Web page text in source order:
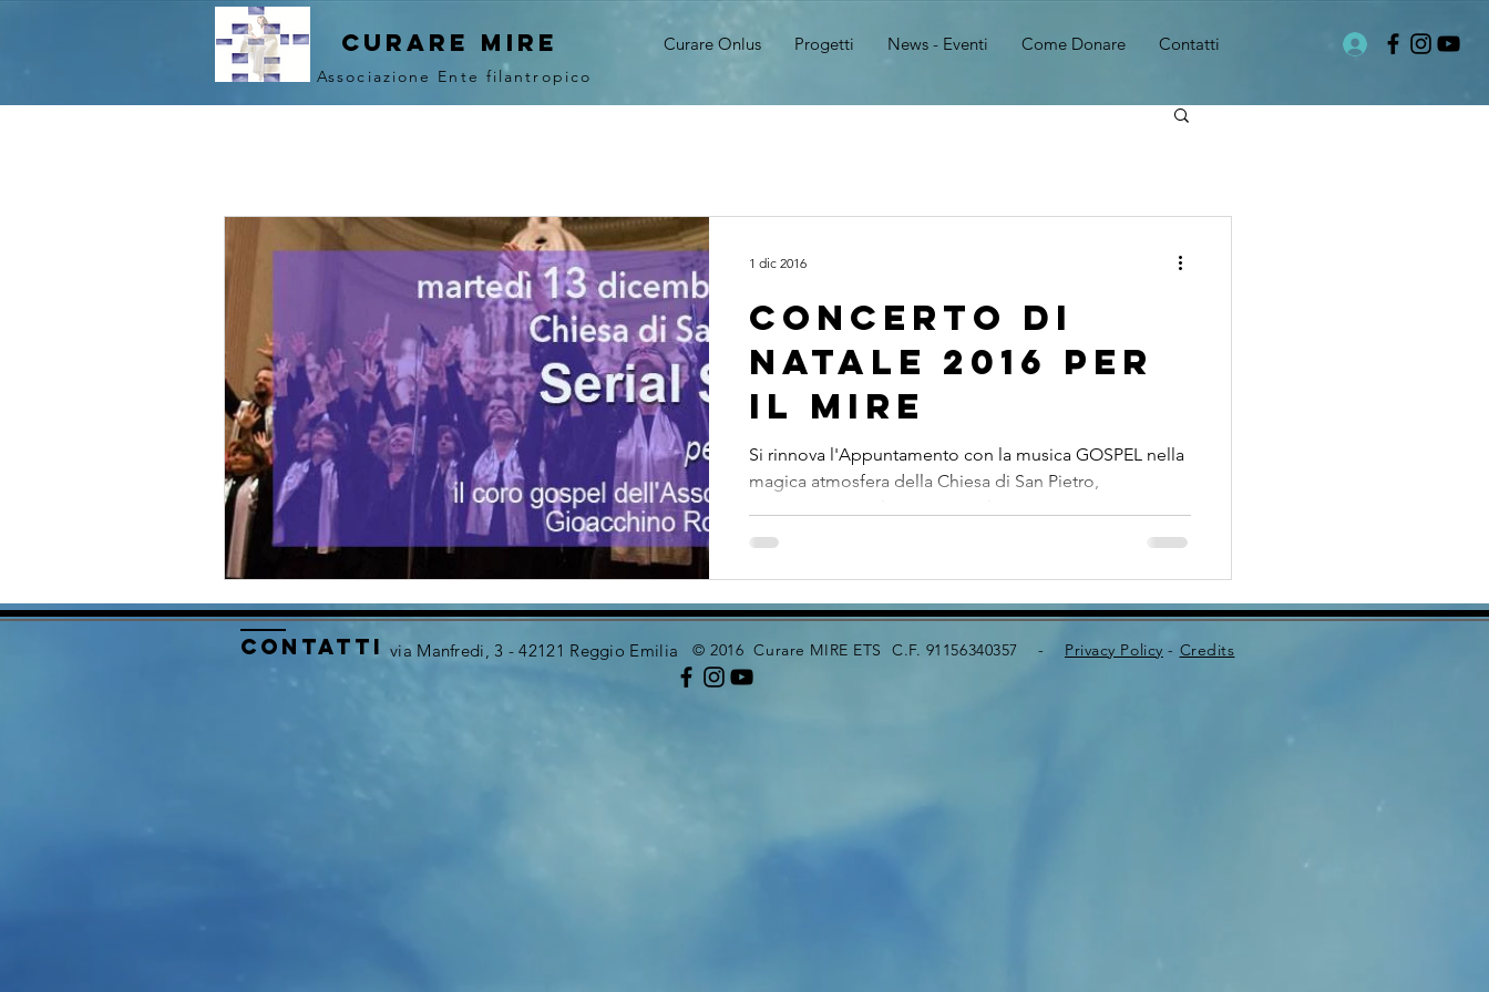
curare MIRE
Associazione Ente filantropico
Curare Onlus Progetti News - Eventi Come Donare Contatti
CONCERTO DI
NATALE 2016 PER
IL MIRE
Si rinnova l'Appuntamento con la musica GOSPEL nella
magica atmosfera della Chiesa di San Pietro,
1 dic 2016
contatti via Manfredi, 3 - 42121 Reggio Emilia © 2016 Curare MIRE ETS C.F. 91156340357 - Privacy Policy - Credits